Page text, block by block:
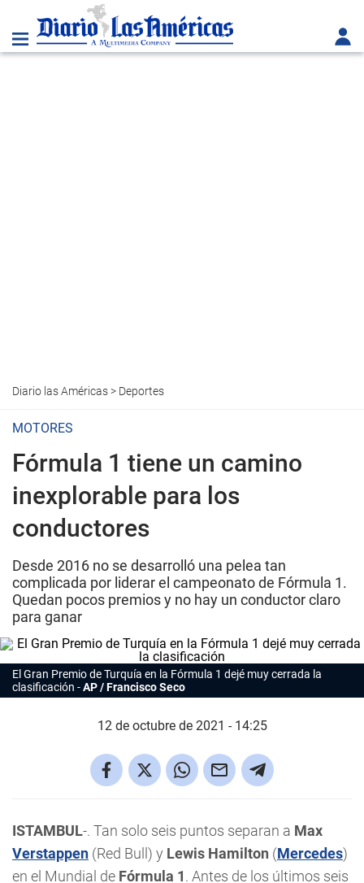
Diario las Américas> Deportes
MOTORES
Fórmula 1 tiene un camino
inexplorable para los
conductores
Desde 2016 no se desarrolló una pelea tan
complicada por liderar el campeonato de Fórmula 1.
Quedan pocos premios y no hay un conductor claro
para ganar
El Gran Premio de Turquía en la Fórmula 1 dejé muy cerrada la
clasificación
AP / Francisco Seco
12 de octubre de 2021 - 14:25
ISTAMBUL-. Tan solo seis puntos separan a Max
Verstappen (Red Bull) y Lewis Hamilton (Mercedes)
en el Mundial de Fórmula 1. Antes de los últimos seis